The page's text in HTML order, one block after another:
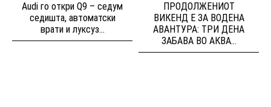
Audi го откри Q9 – седум
седишта, автоматски
врати и луксуз...
ПРОДОЛЖЕНИОТ
ВИКЕНД Е ЗА ВОДЕНА
АВАНТУРА: ТРИ ДЕНА
ЗАБАВА ВО АКВА...